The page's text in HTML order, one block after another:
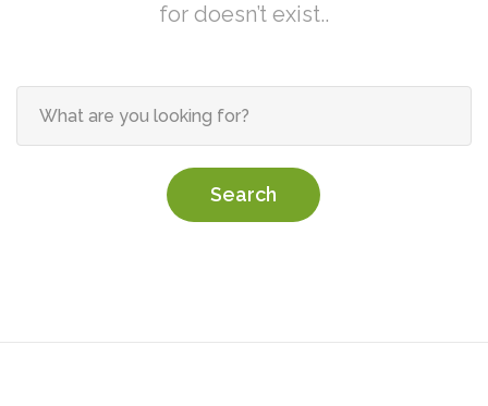
for doesn’t exist..
Search